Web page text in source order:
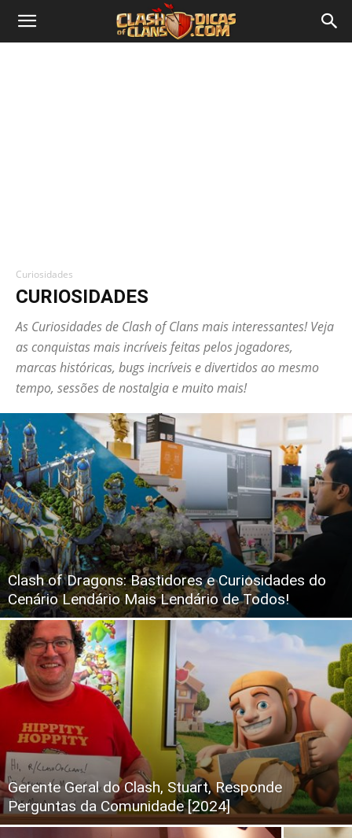
Curiosidades
CURIOSIDADES
As Curiosidades de Clash of Clans mais interessantes! Veja
as conquistas mais incríveis feitas pelos jogadores,
marcas históricas, bugs incríveis e divertidos ao mesmo
tempo, sessões de nostalgia e muito mais!
Clash of Dragons: Bastidores e Curiosidades do
Cenário Lendário Mais Lendário de Todos!
Gerente Geral do Clash, Stuart, Responde
Perguntas da Comunidade [2024]